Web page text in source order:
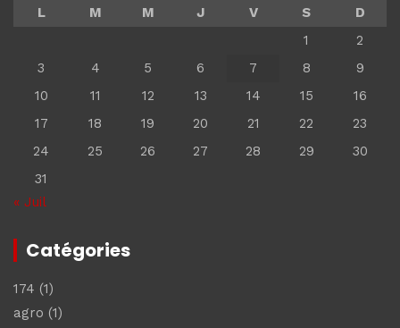
L M M J V S
D
1
2
3
4 5 6 7 8
9
10
11 12 13 14 15
16
17
18 19 20 21 22
23
24
25 26 27 28 29
30
31
« Juil
Catégories
174 (1)
agro (1)